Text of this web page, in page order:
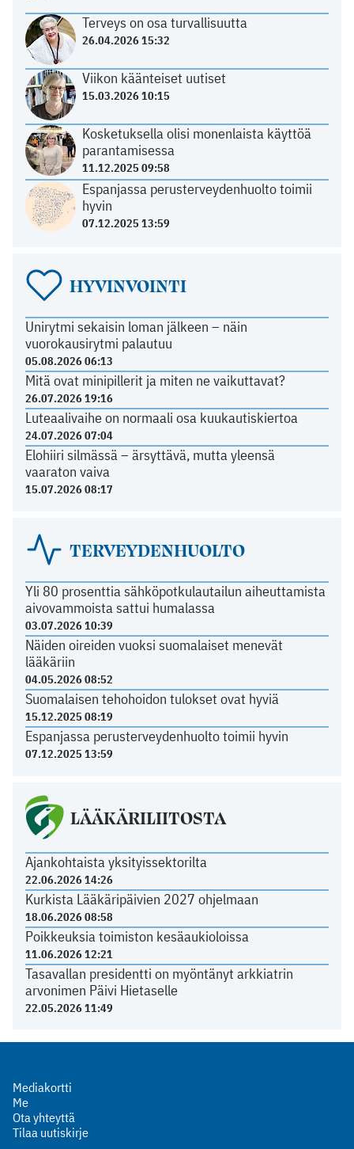
Terveys on osa turvallisuutta
26.04.2026 15:32
Viikon käänteiset uutiset
15.03.2026 10:15
Kosketuksella olisi monenlaista käyttöä
parantamisessa
11.12.2025 09:58
Espanjassa perusterveydenhuolto toimii
hyvin
07.12.2025 13:59
HYVINVOINTI
Unirytmi sekaisin loman jälkeen – näin
vuorokausirytmi palautuu
05.08.2026 06:13
Mitä ovat minipillerit ja miten ne vaikuttavat?
26.07.2026 19:16
Luteaalivaihe on normaali osa kuukautiskiertoa
24.07.2026 07:04
Elohiiri silmässä – ärsyttävä, mutta yleensä
vaaraton vaiva
15.07.2026 08:17
TERVEYDENHUOLTO
Yli 80 prosenttia sähköpotkulautailun aiheuttamista
aivovammoista sattui humalassa
03.07.2026 10:39
Näiden oireiden vuoksi suomalaiset menevät
lääkäriin
04.05.2026 08:52
Suomalaisen tehohoidon tulokset ovat hyviä
15.12.2025 08:19
Espanjassa perusterveydenhuolto toimii hyvin
07.12.2025 13:59
LÄÄKÄRILIITOSTA
Ajankohtaista yksityissektorilta
22.06.2026 14:26
Kurkista Lääkäripäivien 2027 ohjelmaan
18.06.2026 08:58
Poikkeuksia toimiston kesäaukioloissa
11.06.2026 12:21
Tasavallan presidentti on myöntänyt arkkiatrin
arvonimen Päivi Hietaselle
22.05.2026 11:49
Mediakortti
Me
Ota yhteyttä
Tilaa uutiskirje